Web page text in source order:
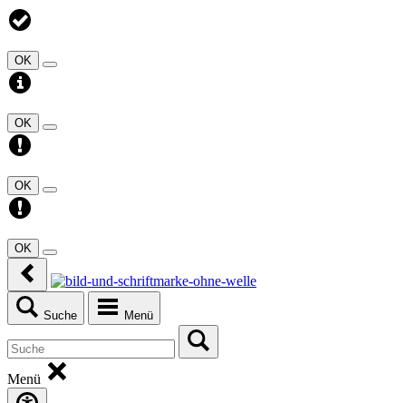
OK
OK
OK
OK
Suche Menü
Menü